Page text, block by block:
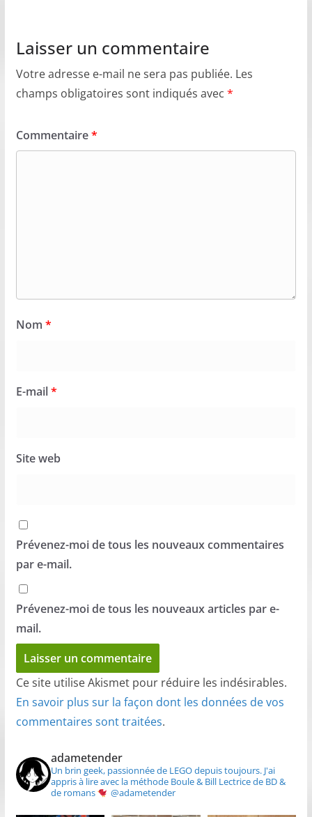
Laisser un commentaire
Votre adresse e-mail ne sera pas publiée. Les
champs obligatoires sont indiqués avec *
Commentaire*
Nom *
E-mail*
Site web
Prévenez-moi de tous les nouveaux commentaires
par e-mail.
Prévenez-moi de tous les nouveaux articles par e-
mail.
Ce site utilise Akismet pour réduire les indésirables.
En savoir plus sur la façon dont les données de vos
commentaires sont traitées.
adametender
Un brin geek, passionnée de LEGO depuis toujours.J'ai
appris à lire avec la méthode Boule & Bill Lectrice de BD &
de romans
@adametender